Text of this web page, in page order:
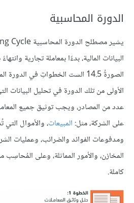
الدورة المحاسبية
البيانات المالية، بدءًا بمعاملة تجارية
الصورةُ 14.5 الست الخطواتِ في
الأولى من تلك الدورة في تحليل البيانات
عدد من المصادر، ويجب توثيق جميع
على الشركة، مثل: المبيعات، والأموال
ومدفوعات الفوائد والضرائب، وعمليات
المخازن، والأمور المماثلة، وعلى المُحاسِب
كاملة.